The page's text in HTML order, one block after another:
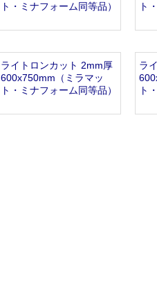
ト・ミナフォーム同等品）
ト
ライトロンカット 2mm厚
600x750mm（ミラマッ
ト・ミナフォーム同等品）
ラ
ト